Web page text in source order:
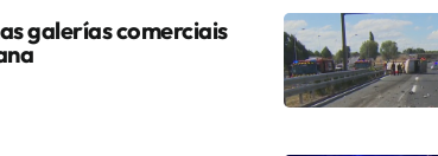
galerías comerciais